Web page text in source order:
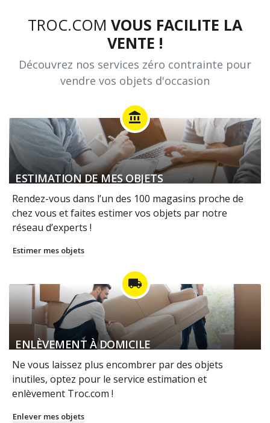
TROC.COM VOUS FACILITE LA
VENTE !
Découvrez nos services zéro contrainte pour
vendre vos objets d'occasion
account_balance
ESTIMATION DE MES OBJETS
Rendez-vous dans l’un des 100 magasins proche de
chez vous et faites estimer vos objets par notre
réseau d’experts !
Estimer mes objets
local_shipping
ENLÈVEMENT À DOMICILE
Ne vous laissez plus encombrer par des objets
inutiles, optez pour le service estimation et
enlèvement Troc.com !
Enlever mes objets